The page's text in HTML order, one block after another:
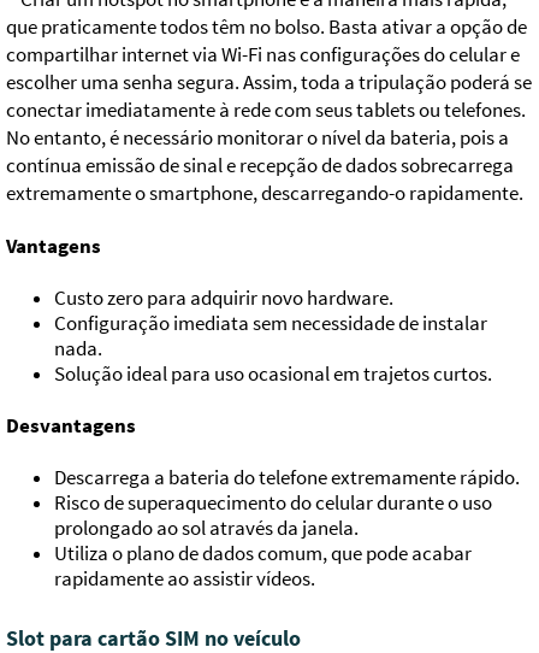
que praticamente todos têm no bolso. Basta ativar a opção de
compartilhar internet via Wi-Fi nas configurações do celular e
escolher uma senha segura. Assim, toda a tripulação poderá se
conectar imediatamente à rede com seus tablets ou telefones.
No entanto, é necessário monitorar o nível da bateria, pois a
contínua emissão de sinal e recepção de dados sobrecarrega
extremamente o smartphone, descarregando-o rapidamente.
Vantagens
Custo zero para adquirir novo hardware.
Configuração imediata sem necessidade de instalar
nada.
Solução ideal para uso ocasional em trajetos curtos.
Desvantagens
Descarrega a bateria do telefone extremamente rápido.
Risco de superaquecimento do celular durante o uso
prolongado ao sol através da janela.
Utiliza o plano de dados comum, que pode acabar
rapidamente ao assistir vídeos.
Slot para cartão SIM no veículo